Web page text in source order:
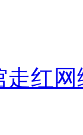
走红网